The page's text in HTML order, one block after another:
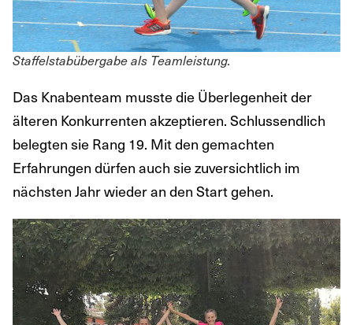
Staffelstabübergabe als Teamleistung.
Das Knabenteam musste die Überlegenheit der
älteren Konkurrenten akzeptieren. Schlussendlich
belegten sie Rang 19. Mit den gemachten
Erfahrungen dürfen auch sie zuversichtlich im
nächsten Jahr wieder an den Start gehen.